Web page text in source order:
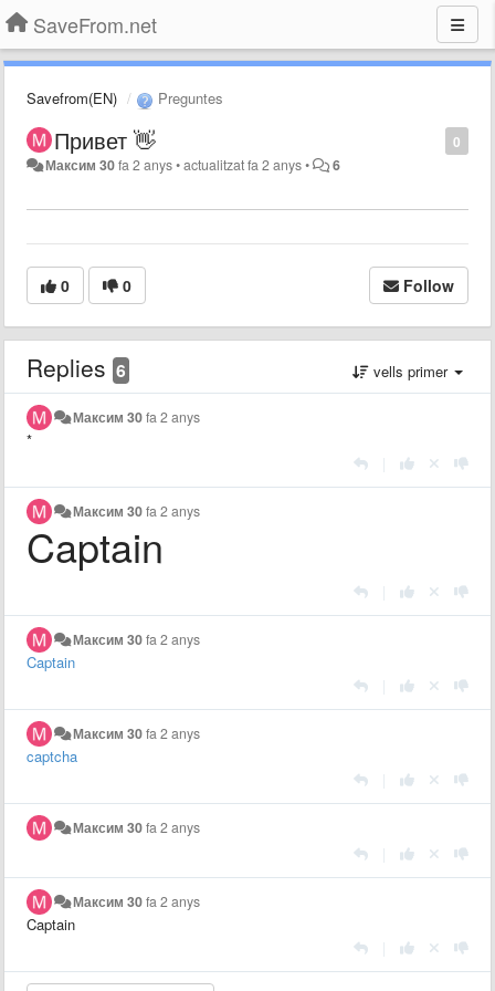
SaveFrom.net
Savefrom(EN) Preguntes
0
Привет 👋
Максим 30fa 2 anys•actualitzatfa 2 anys• 6
0 0 Follow
Replies 6 vells primer
Максим 30fa 2 anys
*
Максим 30fa 2 anys
Captain
Максим 30fa 2 anys
Captain
Максим 30fa 2 anys
captcha
Максим 30fa 2 anys
Максим 30fa 2 anys
Captain